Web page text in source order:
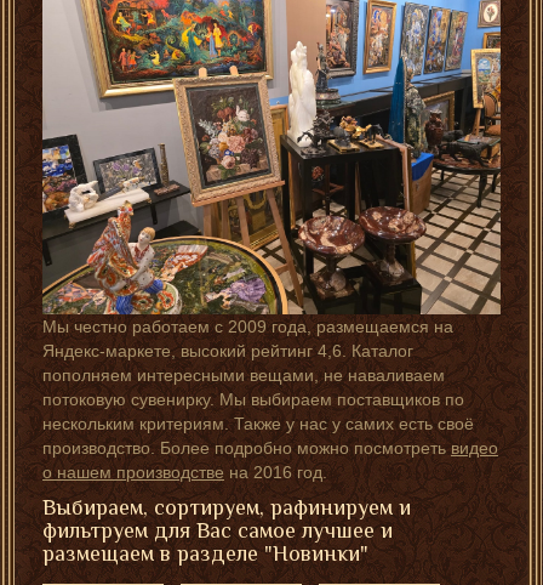
Мы честно работаем с 2009 года, размещаемся на
Яндекс-маркете, высокий рейтинг 4,6. Каталог
пополняем интересными вещами, не наваливаем
потоковую сувенирку. Мы выбираем поставщиков по
нескольким критериям. Также у нас у самих есть своё
производство. Более подробно можно посмотретьвидео
о нашем производстве на 2016 год.
Выбираем, сортируем, рафинируем и
фильтруем для Вас самое лучшее и
размещаем в разделе "Новинки"